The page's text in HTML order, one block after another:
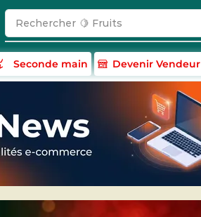
Rechercher 🍋 Fruits
Seconde main Devenir Vendeur